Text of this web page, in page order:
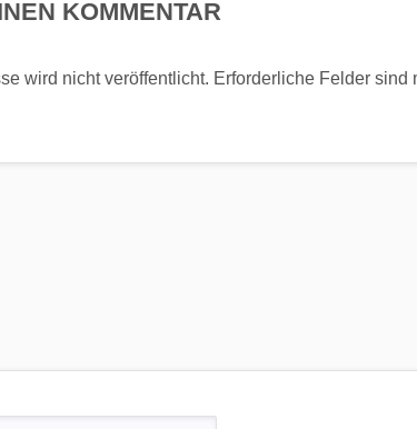
KOMMENTAR
wird nicht veröffentlicht. Erforderliche Felder sind